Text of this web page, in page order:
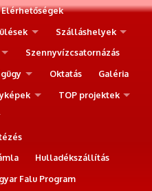
Elérhetőségek
Szálláshelyek
Szennyvízcsatornázás
Oktatás
Galéria
TOP projektek
Hulladékszállítás
Falu Program